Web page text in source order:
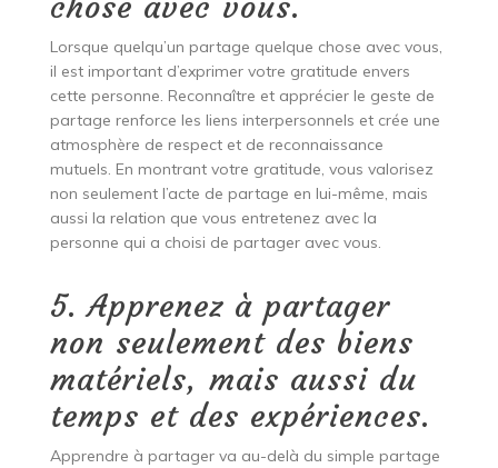
Lorsque quelqu’un partage quelque chose avec vous,
il est important d’exprimer votre gratitude envers
cette personne. Reconnaître et apprécier le geste de
partage renforce les liens interpersonnels et crée une
atmosphère de respect et de reconnaissance
mutuels. En montrant votre gratitude, vous valorisez
non seulement l’acte de partage en lui-même, mais
aussi la relation que vous entretenez avec la
personne qui a choisi de partager avec vous.
5. Apprenez à partager
non seulement des biens
matériels, mais aussi du
temps et des expériences.
Apprendre à partager va au-delà du simple partage